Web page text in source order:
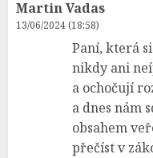
Martin Vadas
13/06/2024 (18:58)
Paní, která
nikdy ani
a ochočují
a dnes nám
obsahem
přečíst v